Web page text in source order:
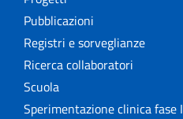
Pubblicazioni
Registri e sorveglianze
Ricerca collaboratori
Scuola
Sperimentazione clinica fase I